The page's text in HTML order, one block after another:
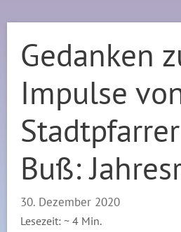
Gedanken
Impulse
Buß:
30. Dezember 2020
Lesezeit: ~4 Min.